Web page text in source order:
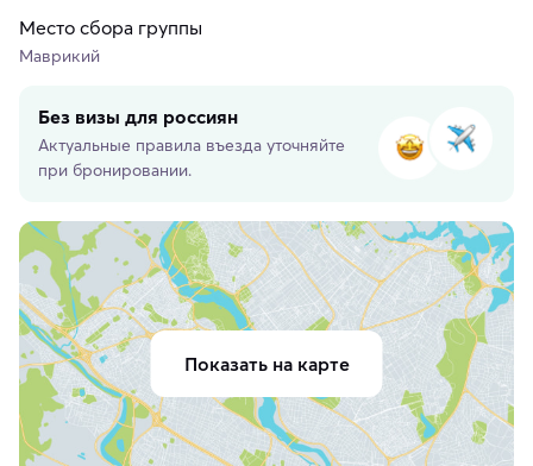
Место сбора группы
Маврикий
Без визы для россиян
Актуальные правила въезда уточняйте
при бронировании.
Показать на карте